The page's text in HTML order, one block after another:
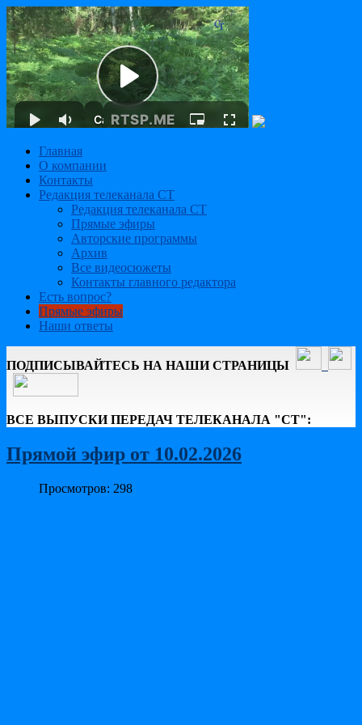
Главная
О компании
Контакты
Редакция телеканала СТ
Редакция телеканала СТ
Прямые эфиры
Авторские программы
Архив
Все видеосюжеты
Контакты главного редактора
Есть вопрос?
Прямые эфиры
Наши ответы
ПОДПИСЫВАЙТЕСЬ НА НАШИ СТРАНИЦЫ
ВСЕ ВЫПУСКИ ПЕРЕДАЧ ТЕЛЕКАНАЛА "СТ":
Прямой эфир от 10.02.2026
Просмотров: 298